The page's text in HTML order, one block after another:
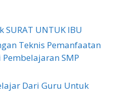
UNTUK IBU
Teknis Pemanfaatan
SMP
Dari Guru Untuk